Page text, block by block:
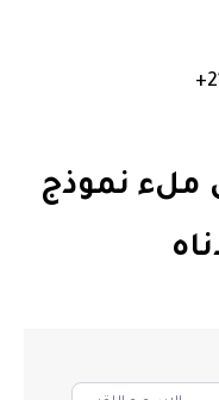
ملء نموذج
اتصل